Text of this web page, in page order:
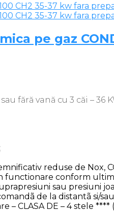
pe gaz
fără vană cu 3 căi – 36
reduse de Nox, CO
functionare conform
sau presiuni
de la distantã si/
CLASA DE – 4 stele ****